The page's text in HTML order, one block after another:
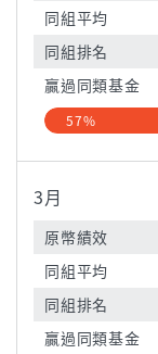
同組平均
同組排名
贏過同類基金
57%
3月
原幣績效
同組平均
同組排名
贏過同類基金